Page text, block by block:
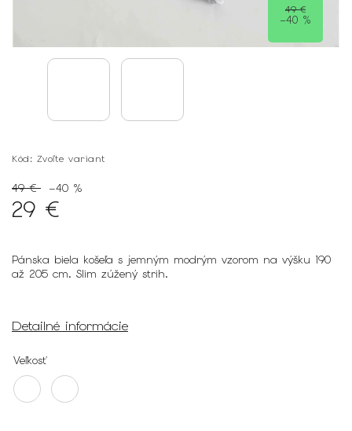
49 €
–40 %
Kód: Zvoľte variant
49 € –40 %
29 €
Pánska biela košeľa s jemným modrým vzorom na výšku 190
až 205 cm. Slim zúžený strih.
Detailné informácie
Veľkosť